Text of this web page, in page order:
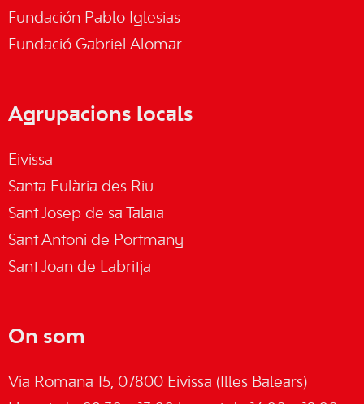
Fundación Pablo Iglesias
Fundació Gabriel Alomar
Agrupacions locals
Eivissa
Santa Eulària des Riu
Sant Josep de sa Talaia
Sant Antoni de Portmany
Sant Joan de Labritja
On som
Via Romana 15, 07800 Eivissa (Illes Balears)